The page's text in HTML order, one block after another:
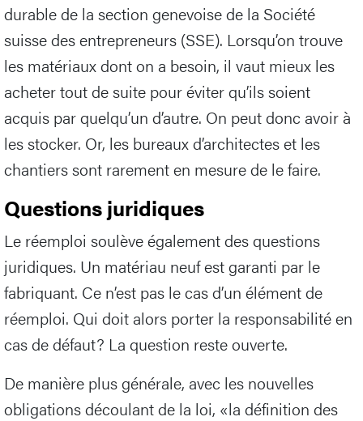
durable de la section genevoise de la Société
suisse des entrepreneurs (SSE). Lorsqu’on trouve
les matériaux dont on a besoin, il vaut mieux les
acheter tout de suite pour éviter qu’ils soient
acquis par quelqu’un d’autre. On peut donc avoir à
les stocker. Or, les bureaux d’architectes et les
chantiers sont rarement en mesure de le faire.
Questions juridiques
Le réemploi soulève également des questions
juridiques. Un matériau neuf est garanti par le
fabriquant. Ce n’est pas le cas d’un élément de
réemploi. Qui doit alors porter la responsabilité en
cas de défaut? La question reste ouverte.
De manière plus générale, avec les nouvelles
obligations découlant de la loi, «la définition des